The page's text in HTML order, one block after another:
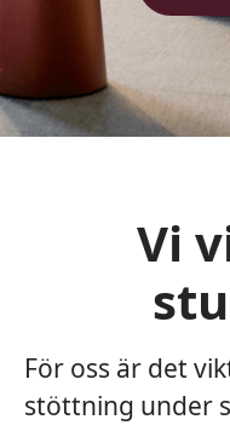
Vi
För oss är det
stöttning under